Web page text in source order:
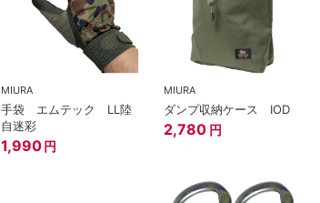
MIURA
手袋 エムテック LL陸
自迷彩
1,990 円
MIURA
ダンプ収納ケース ⅠOD
2,780 円